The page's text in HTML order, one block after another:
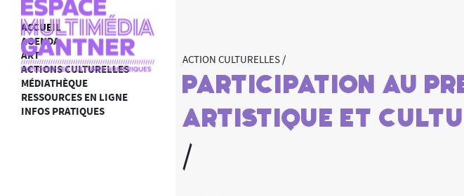
ACCUEIL
AGENDA
ART
ACTIONS CULTURELLES
MÉDIATHÈQUE
RESSOURCES EN LIGNE
INFOS PRATIQUES
ACTION CULTURELLES /
Participation au
artistique et
/